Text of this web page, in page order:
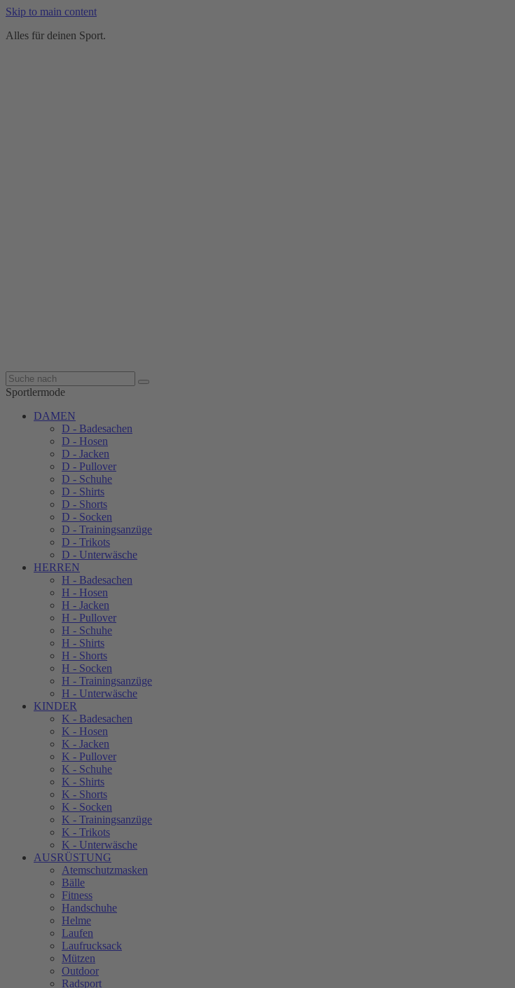
Skip to main content
Alles für deinen Sport.
Sportlermode
DAMEN
D - Badesachen
D - Hosen
D - Jacken
D - Pullover
D - Schuhe
D - Shirts
D - Shorts
D - Socken
D - Trainingsanzüge
D - Trikots
D - Unterwäsche
HERREN
H - Badesachen
H - Hosen
H - Jacken
H - Pullover
H - Schuhe
H - Shirts
H - Shorts
H - Socken
H - Trainingsanzüge
H - Unterwäsche
KINDER
K - Badesachen
K - Hosen
K - Jacken
K - Pullover
K - Schuhe
K - Shirts
K - Shorts
K - Socken
K - Trainingsanzüge
K - Trikots
K - Unterwäsche
AUSRÜSTUNG
Atemschutzmasken
Bälle
Fitness
Handschuhe
Helme
Laufen
Laufrucksack
Mützen
Outdoor
Radsport